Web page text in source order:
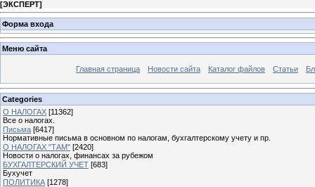
[ЭКСПЕРТ]
Форма входа
Меню сайта
Главная страница Новости сайта Каталог файлов Статьи
Categories
О НАЛОГАХ [11362]
Все о налогах.
Письма [6417]
Нормативные письма в основном по налогам, бухгалтерскому учету и пр.
О НАЛОГАХ "ТАМ" [2420]
Новости о налогах, финансах за рубежом
БУХГАЛТЕРСКИЙ УЧЕТ [683]
Бухучет
ПОЛИТИКА [1278]